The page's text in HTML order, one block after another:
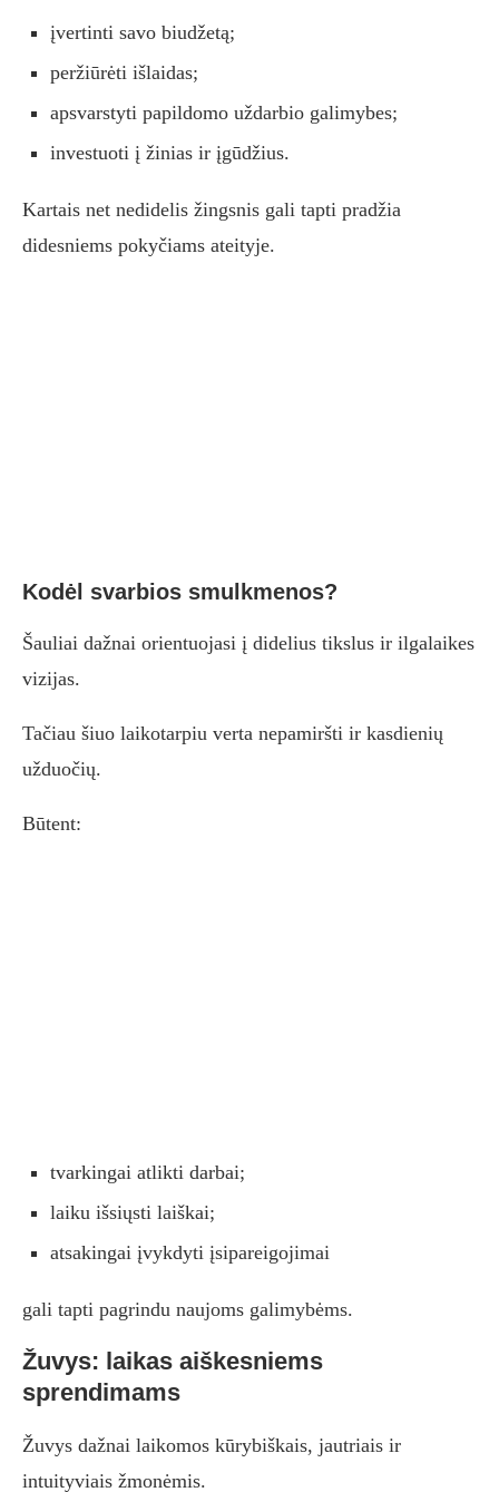
įvertinti savo biudžetą;
peržiūrėti išlaidas;
apsvarstyti papildomo uždarbio galimybes;
investuoti į žinias ir įgūdžius.
Kartais net nedidelis žingsnis gali tapti pradžia
didesniems pokyčiams ateityje.
Kodėl svarbios smulkmenos?
Šauliai dažnai orientuojasi į didelius tikslus ir ilgalaikes
vizijas.
Tačiau šiuo laikotarpiu verta nepamiršti ir kasdienių
užduočių.
Būtent:
tvarkingai atlikti darbai;
laiku išsiųsti laiškai;
atsakingai įvykdyti įsipareigojimai
gali tapti pagrindu naujoms galimybėms.
Žuvys: laikas aiškesniems
sprendimams
Žuvys dažnai laikomos kūrybiškais, jautriais ir
intuityviais žmonėmis.